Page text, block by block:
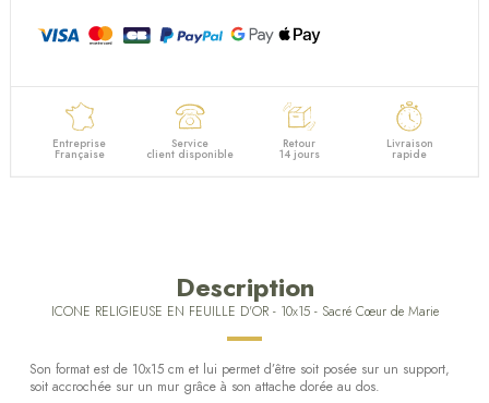
Entreprise
Française
Service
client disponible
Retour
14 jours
Livraison
rapide
Description
ICONE RELIGIEUSE EN FEUILLE D'OR - 10x15 - Sacré Cœur de Marie
Son format est de 10x15 cm et lui permet d’être soit posée sur un support,
soit accrochée sur un mur grâce à son attache dorée au dos.